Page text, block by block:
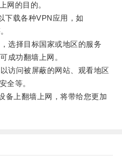
网的目的。
载各种VPN应用，如
择目标国家或地区的服务
成功翻墙上网。
问被屏蔽的网站、观看地区
全等。
上翻墙上网，将带给您更加